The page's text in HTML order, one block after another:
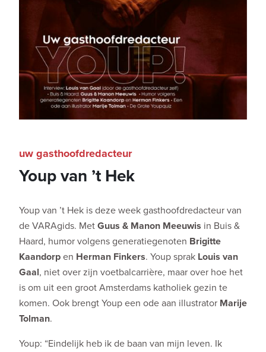
Youp van ’t Hek
uw gasthoofdredacteur
Youp van ’t Hek is deze week gasthoofdredacteur van
de VARAgids. Met Guus & Manon Meeuwis in Buis &
Haard, humor volgens generatiegenoten Brigitte
Kaandorp en Herman Finkers. Youp sprak Louis van
Gaal, niet over zijn voetbalcarrière, maar over hoe het
is om uit een groot Amsterdams katholiek gezin te
komen. Ook brengt Youp een ode aan illustrator Marije
Tolman.
Youp: “Eindelijk heb ik de baan van mijn leven. Ik